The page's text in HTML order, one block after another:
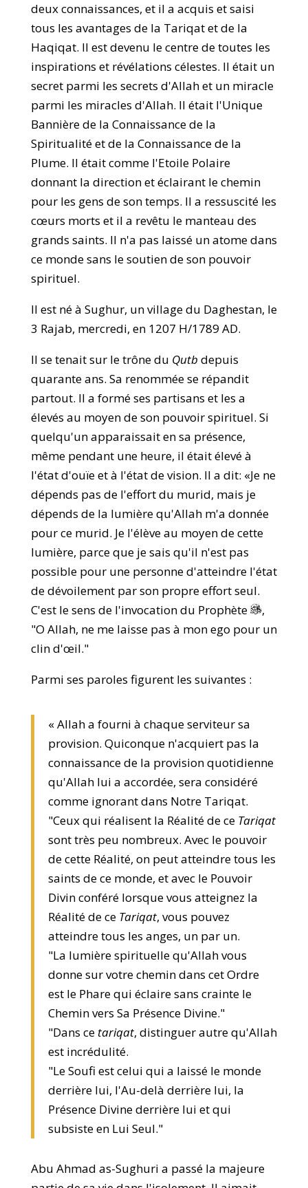
deux connaissances, et il a acquis et saisi
tous les avantages de la Tariqat et de la
Haqiqat. Il est devenu le centre de toutes les
inspirations et révélations célestes. Il était un
secret parmi les secrets d'Allah et un miracle
parmi les miracles d'Allah. Il était l'Unique
Bannière de la Connaissance de la
Spiritualité et de la Connaissance de la
Plume. Il était comme l'Etoile Polaire
donnant la direction et éclairant le chemin
pour les gens de son temps. Il a ressuscité les
cœurs morts et il a revêtu le manteau des
grands saints. Il n'a pas laissé un atome dans
ce monde sans le soutien de son pouvoir
spirituel.
Il est né à Sughur, un village du Daghestan, le
3 Rajab, mercredi, en 1207 H/1789 AD.
Il se tenait sur le trône du Qutb depuis
quarante ans. Sa renommée se répandit
partout. Il a formé ses partisans et les a
élevés au moyen de son pouvoir spirituel. Si
quelqu'un apparaissait en sa présence,
même pendant une heure, il était élevé à
l'état d'ouïe et à l'état de vision. Il a dit: «Je ne
dépends pas de l'effort du murid, mais je
dépends de la lumière qu'Allah m'a donnée
pour ce murid. Je l'élève au moyen de cette
lumière, parce que je sais qu'il n'est pas
possible pour une personne d'atteindre l'état
de dévoilement par son propre effort seul.
C'est le sens de l'invocation du Prophète
,
"O Allah, ne me laisse pas à mon ego pour un
clin d'œil."
Parmi ses paroles figurent les suivantes :
« Allah a fourni à chaque serviteur sa
provision. Quiconque n'acquiert pas la
connaissance de la provision quotidienne
qu'Allah lui a accordée, sera considéré
comme ignorant dans Notre Tariqat.
"Ceux qui réalisent la Réalité de ce Tariqat
sont très peu nombreux. Avec le pouvoir
de cette Réalité, on peut atteindre tous les
saints de ce monde, et avec le Pouvoir
Divin conféré lorsque vous atteignez la
Réalité de ce Tariqat, vous pouvez
atteindre tous les anges, un par un.
"La lumière spirituelle qu'Allah vous
donne sur votre chemin dans cet Ordre
est le Phare qui éclaire sans crainte le
Chemin vers Sa Présence Divine."
"Dans ce tariqat, distinguer autre qu'Allah
est incrédulité.
"Le Soufi est celui qui a laissé le monde
derrière lui, l'Au-delà derrière lui, la
Présence Divine derrière lui et qui
subsiste en Lui Seul."
Abu Ahmad as-Sughuri a passé la majeure